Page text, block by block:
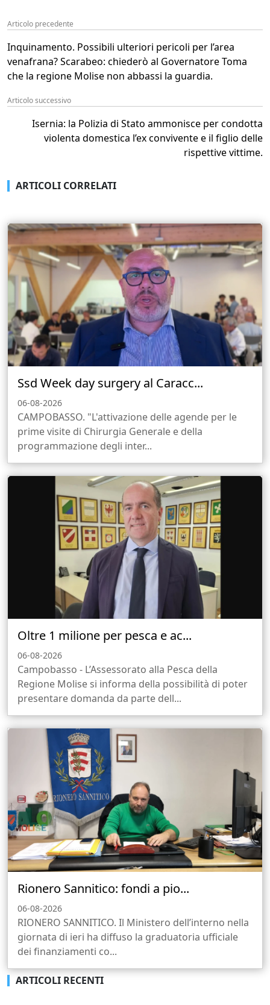
Articolo precedente
Inquinamento. Possibili ulteriori pericoli per l’area
venafrana? Scarabeo: chiederò al Governatore Toma
che la regione Molise non abbassi la guardia.
Articolo successivo
Isernia: la Polizia di Stato ammonisce per condotta
violenta domestica l’ex convivente e il figlio delle
rispettive vittime.
ARTICOLI CORRELATI
Ssd Week day surgery al Caracc...
06-08-2026
CAMPOBASSO. "L'attivazione delle agende per le
prime visite di Chirurgia Generale e della
programmazione degli inter...
Oltre 1 milione per pesca e ac...
06-08-2026
Campobasso - L’Assessorato alla Pesca della
Regione Molise si informa della possibilità di poter
presentare domanda da parte dell...
Rionero Sannitico: fondi a pio...
06-08-2026
RIONERO SANNITICO. Il Ministero dell’interno nella
giornata di ieri ha diffuso la graduatoria ufficiale
dei finanziamenti co...
ARTICOLI RECENTI